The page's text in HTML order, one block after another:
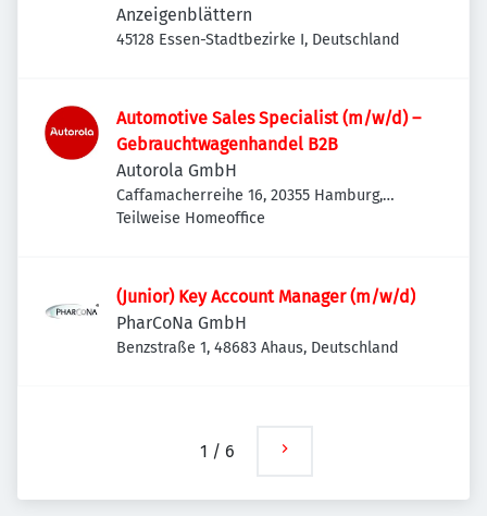
Anzeigenblättern
45128 Essen-Stadtbezirke I, Deutschland
Automotive Sales Specialist (m/w/d) –
Gebrauchtwagenhandel B2B
Autorola GmbH
Caffamacherreihe 16, 20355 Hamburg,
Deutschland
Teilweise Homeoffice
(Junior) Key Account Manager (m/w/d)
PharCoNa GmbH
Benzstraße 1, 48683 Ahaus, Deutschland
1 / 6